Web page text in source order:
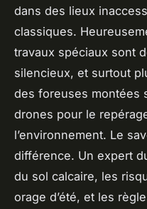
dans des lieux
classiques.
travaux spéciaux sont
silencieux, et surtout
des foreuses montées
drones pour le
l’environnement. Le
différence. Un expert
du sol calcaire, les
orage d’été, et les